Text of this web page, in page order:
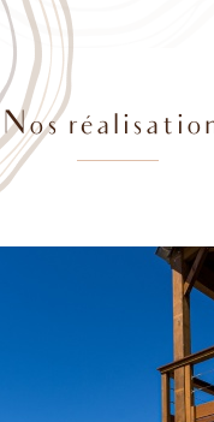
Nos